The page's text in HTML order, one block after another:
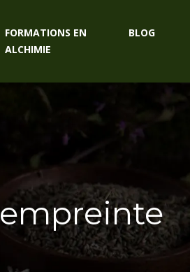
FORMATIONS EN
ALCHIMIE
BLOG